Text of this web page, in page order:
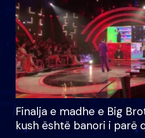
Finalja e madhe e Big
kush është banori i parë